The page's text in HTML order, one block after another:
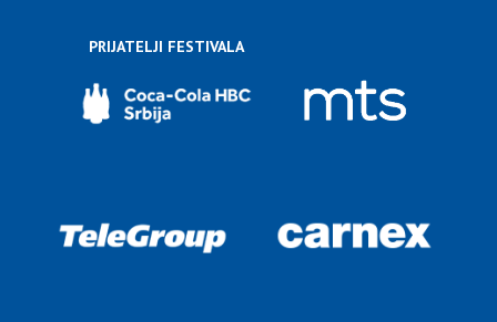
PRIJATELJI FESTIVALA